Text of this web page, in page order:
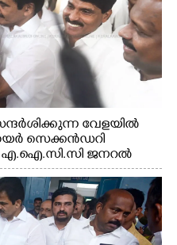
വേളയിൽ
സെക്കൻഡറി
എ.ഐ.സി.സി ജനറൽ
എം.പി കുരുന്നിനെ
സഹകരണ-എക്സൈസ്
മന്ത്രി ടി. സിദ്ദിഖ്,
എന്നിവർ സമീപം